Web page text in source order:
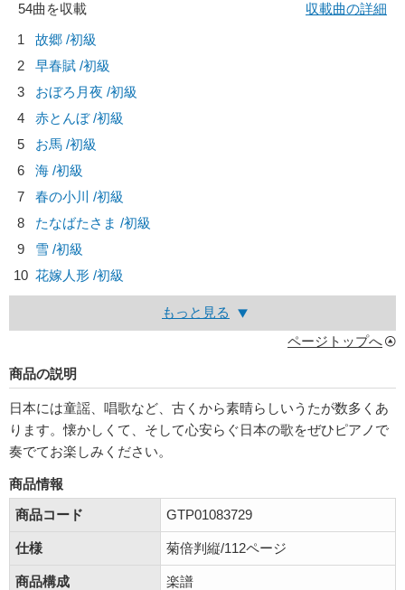
54曲を収載
収載曲の詳細
1
故郷 /初級
2
早春賦 /初級
3
おぼろ月夜 /初級
4
赤とんぼ /初級
5
お馬 /初級
6
海 /初級
7
春の小川 /初級
8
たなばたさま /初級
9
雪 /初級
10 花嫁人形 /初級
もっと見る
ページトップへ
商品の説明
日本には童謡、唱歌など、古くから素晴らしいうたが数多くあ
ります。懐かしくて、そして心安らぐ日本の歌をぜひピアノで
奏でてお楽しみください。
商品情報
商品コード
GTP01083729
仕様 菊倍判縦/112ページ
商品構成 楽譜